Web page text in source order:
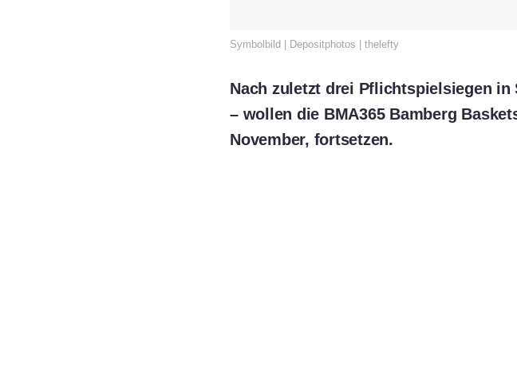
Symbolbild | Depositphotos | thelefty
Nach zuletzt drei Pflichtspielsiegen in
– wollen die BMA365 Bamberg
November, fortsetzen.